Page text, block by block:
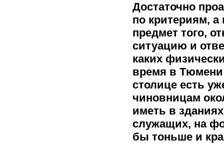
Достаточно
по критериям,
предмет того,
ситуацию и
каких
время в Тюмени
столице есть
чиновницам
иметь в
служащих, на
бы тоньше и